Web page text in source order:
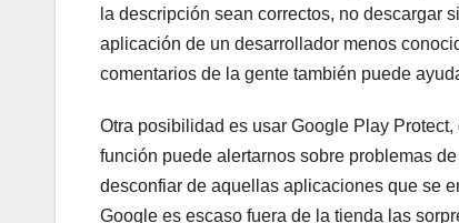
la descripción sean correctos, no descargar
aplicación de un desarrollador menos
comentarios de la gente también puede
Otra posibilidad es usar Google Play
función puede alertarnos sobre problemas
desconfiar de aquellas aplicaciones que se
Google es escaso fuera de la tienda las